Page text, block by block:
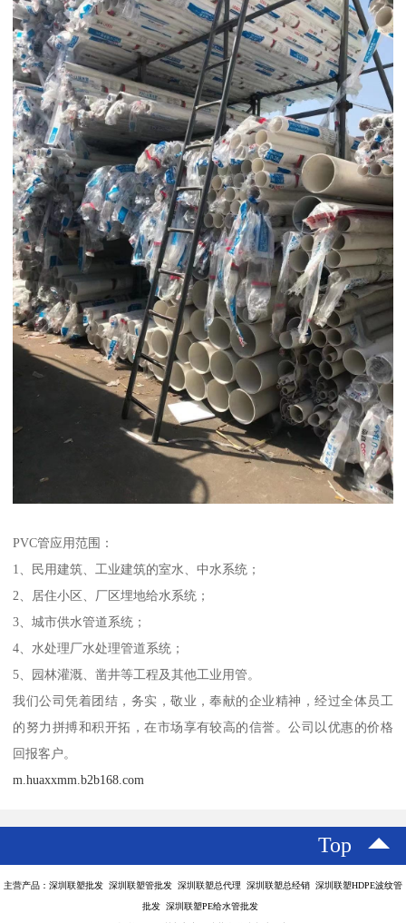
PVC管应用范围：
1、民用建筑、工业建筑的室水、中水系统；
2、居住小区、厂区埋地给水系统；
3、城市供水管道系统；
4、水处理厂水处理管道系统；
5、园林灌溉、凿井等工程及其他工业用管。
我们公司凭着团结，务实，敬业，奉献的企业精神，经过全体员工
的努力拼搏和积开拓，在市场享有较高的信誉。公司以优惠的价格
回报客户。
m.huaxxmm.b2b168.com
Top
主营产品：深圳联塑批发 深圳联塑管批发 深圳联塑总代理 深圳联塑总经销 深圳联塑HDPE波纹管
批发 深圳联塑PE给水管批发